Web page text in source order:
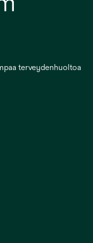
terveydenhuoltoa